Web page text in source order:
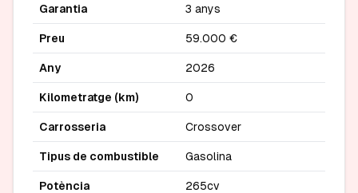
Garantia 3 anys
Preu 59.000 €
Any 2026
Kilometratge (km) 0
Carrosseria Crossover
Tipus de combustible Gasolina
Potència 265cv